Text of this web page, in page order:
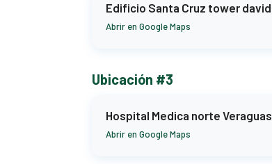
Edificio Santa Cruz tower david
Abrir en Google Maps
Ubicación #3
Hospital Medica norte Veraguas
Abrir en Google Maps